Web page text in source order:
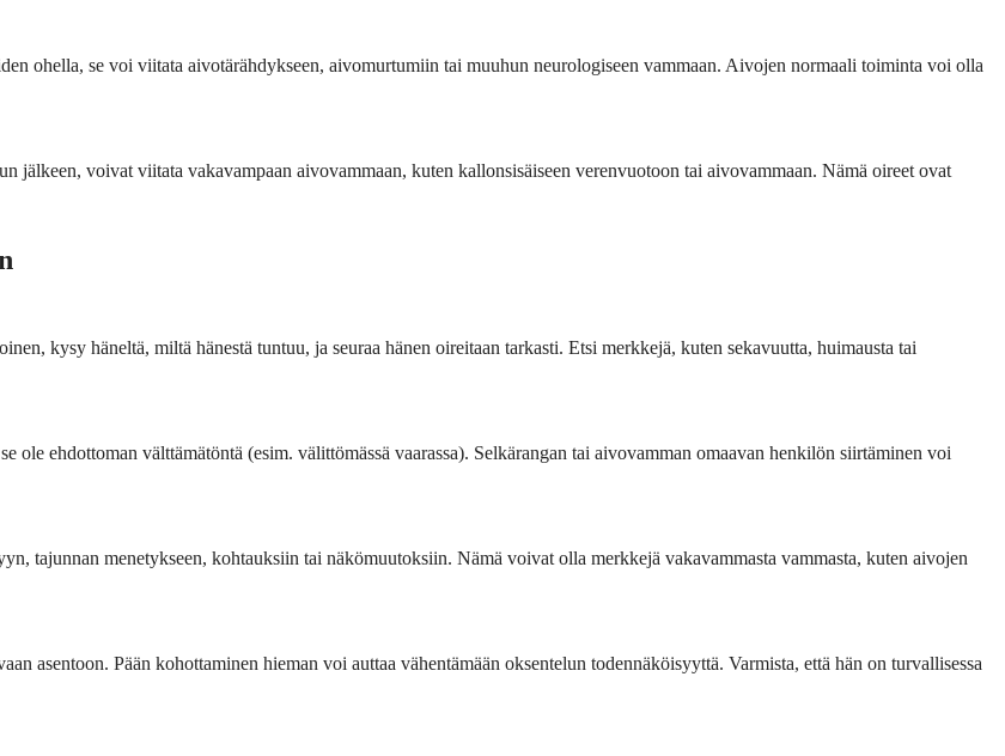
ohella, se voi viitata aivotärähdykseen, aivomurtumiin tai muuhun neurologiseen vammaan. Aivojen normaali toiminta voi olla
jälkeen, voivat viitata vakavampaan aivovammaan, kuten kallonsisäiseen verenvuotoon tai aivovammaan. Nämä oireet ovat
kysy häneltä, miltä hänestä tuntuu, ja seuraa hänen oireitaan tarkasti. Etsi merkkejä, kuten sekavuutta, huimausta tai
ole ehdottoman välttämätöntä (esim. välittömässä vaarassa). Selkärangan tai aivovamman omaavan henkilön siirtäminen voi
tajunnan menetykseen, kohtauksiin tai näkömuutoksiin. Nämä voivat olla merkkejä vakavammasta vammasta, kuten aivojen
asentoon. Pään kohottaminen hieman voi auttaa vähentämään oksentelun todennäköisyyttä. Varmista, että hän on turvallisessa